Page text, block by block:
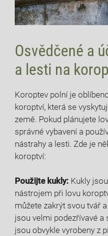
Osvědčené a
a lesti na
Koroptev polní je
koroptví, ‍která ⁣se
země. Pokud plánujete
správné vybavení⁤ a
nástrahy ⁢a lesti. Zde ​je
koroptví:
Použijte kukly: Kukly
nástrojem při lovu
můžete zakrýt svou​ tvář
jsou velmi podezřívavé a‍
jsou obvykle vyrobeny z